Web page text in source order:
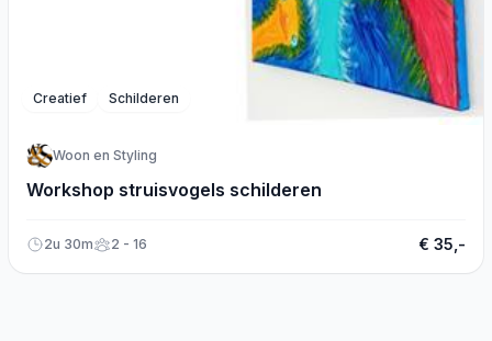
Creatief Schilderen
Woon en Styling
Workshop struisvogels schilderen
2u 30m 2 - 16 € 35,-